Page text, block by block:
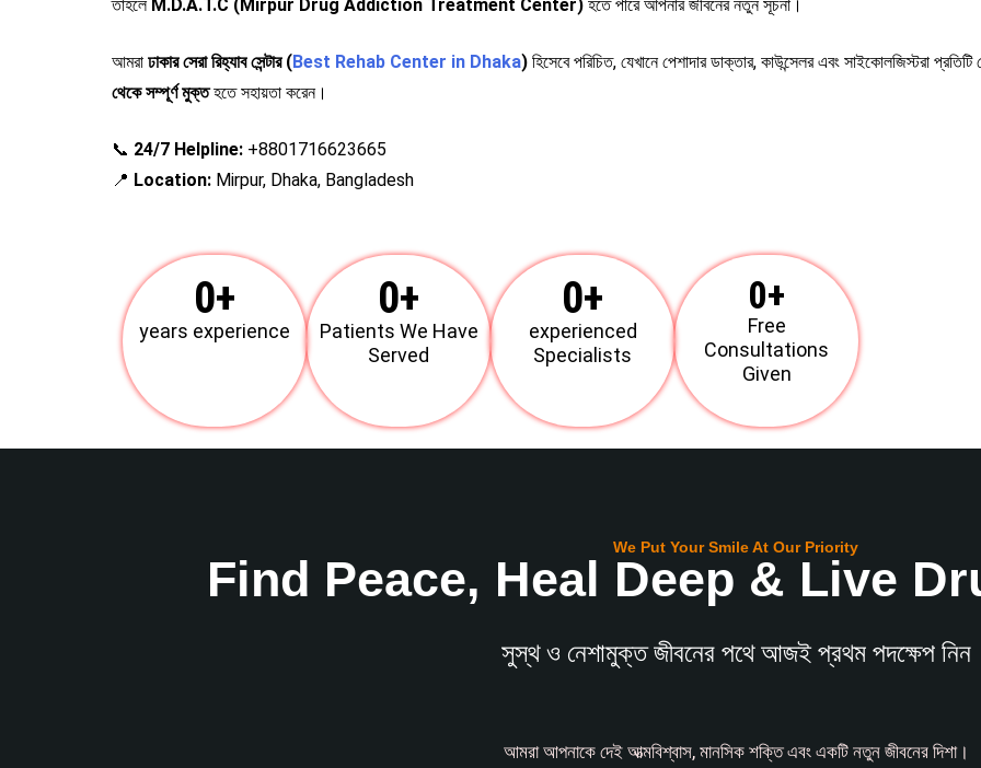
তাহলে M.D.A.T.C (Mirpur Drug Addiction Treatment Center) হতে পারে আপনার জীবনের নতুন সূচনা।
আমরা ঢাকার সেরা রিহ্যাব সেন্টার (Best Rehab Center in Dhaka) হিসেবে পরিচিত, যেখানে পেশাদার ডাক্তার, কাউন্সেলর এবং সাইকোলজিস্টরা
থেকে সম্পূর্ণ মুক্তহতে সহায়তা করেন।
📞 24/7 Helpline: +8801716623665
📍 Location: Mirpur, Dhaka, Bangladesh
0+
years experience
0+
Patients We Have
Served
0+
experienced
Specialists
0+
Free
Consultations
Given
We Put Your Smile At Our Priority
Find Peace, Heal Deep & Live
সুস্থ ও নেশামুক্ত জীবনের পথে আজই প্রথম পদক্ষেপ নিন
আমরা আপনাকে দেই আত্মবিশ্বাস, মানসিক শক্তি এবং একটি নতুন জীবনের দিশা।